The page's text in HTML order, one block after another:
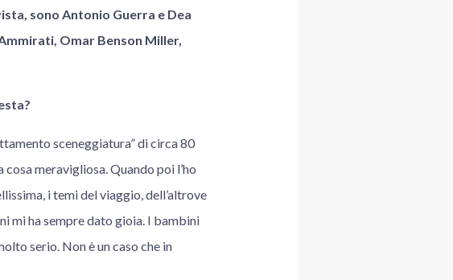
sono Antonio Guerra e Dea
Omar Benson Miller,
sceneggiatura” di circa 80
meravigliosa. Quando poi l’ho
i temi del viaggio, dell’altrove
mi ha sempre dato gioia. I bambini
serio. Non è un caso che in